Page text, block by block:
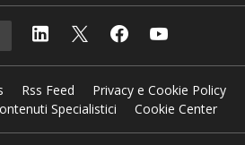
Rss Feed
Privacy e Cookie Policy
Specialistici
Cookie Center